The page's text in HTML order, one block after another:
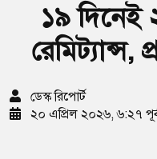
১৯ দিনেই
রেমিট্যান্স,
ডেস্ক রিপোর্ট
২০ এপ্রিল ২০২৬, ৬:২৭